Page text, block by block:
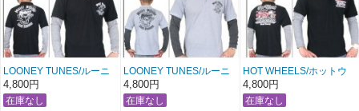
LOONEY TUNES/ルーニ
ーチューンズ
ポロシャツロングT
【ブラック×グレー】
4,800円
LOONEY TUNES/ルーニ
ーチューンズ
ポロシャツロングT
【グレー×ダークグレー】
4,800円
HOT WHEELS/ホットウ
ィール
ポロシャツロングT
【ブラック×グレー】
4,800円